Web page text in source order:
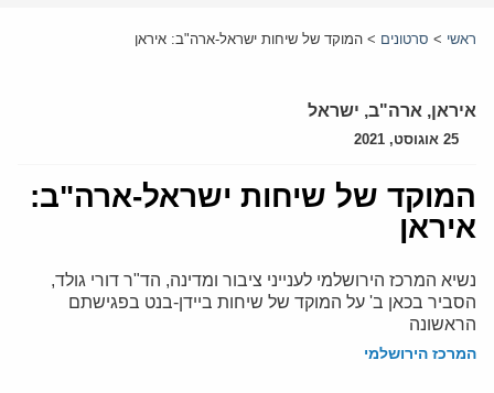
ראשי > סרטונים > המוקד של שיחות ישראל-ארה"ב: איראן
איראן, ארה"ב, ישראל
25 אוגוסט, 2021
המוקד של שיחות ישראל-ארה"ב:
איראן
נשיא המרכז הירושלמי לענייני ציבור ומדינה, הד"ר דורי גולד,
הסביר בכאן ב' על המוקד של שיחות ביידן-בנט בפגישתם
הראשונה
המרכז הירושלמי